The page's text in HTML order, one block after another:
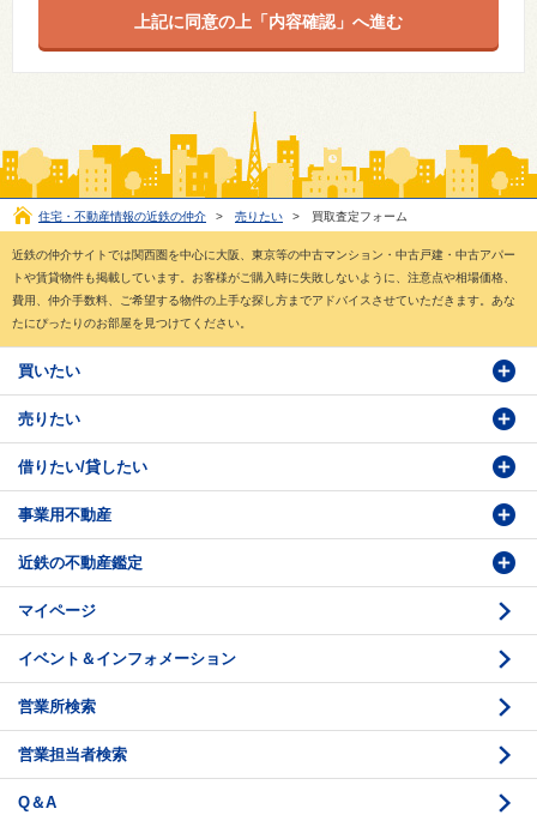
住宅・不動産情報の近鉄の仲介 > 売りたい > 買取査定フォーム
近鉄の仲介サイトでは関西圏を中心に大阪、東京等の中古マンション・中古戸建・中古アパー
トや賃貸物件も掲載しています。お客様がご購入時に失敗しないように、注意点や相場価格、
費用、仲介手数料、ご希望する物件の上手な探し方までアドバイスさせていただきます。あな
たにぴったりのお部屋を見つけてください。
買いたい
物件検索
物件番号検索
投資・事業用検索
購入のお問い合わせ
売りたい
価格査定依頼
売却相談
借りたい/貸したい
賃貸物件検索
学園前賃貸センター
賃貸借のお問い合わせ
事業用不動産
購入・売却の流れ
収益不動産の取扱
底地の資産性
相続と不動産
不動産投資のQ＆A
法人営業センター紹介
近鉄の不動産鑑定
時価評価支援
鑑定評価ご相談例
鑑定評価の流れ
お問い合わせ・ご相談
鑑定センター紹介
マイページ
イベント＆インフォメーション
営業所検索
営業担当者検索
Q＆A